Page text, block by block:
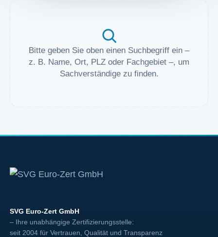
Bitte geben Sie oben einen Suchbegriff ein –
z. B. Name, Ort, PLZ oder Fachgebiet –, um
Sachverständige zu finden.
SVG Euro-Zert GmbH
– Ihre unabhängige Zertifizierungsstelle:
seit 2004 für Vertrauen, Qualität und Transparenz